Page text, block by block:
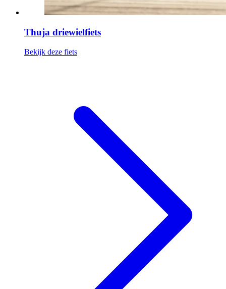
Thuja driewielfiets
Bekijk deze fiets